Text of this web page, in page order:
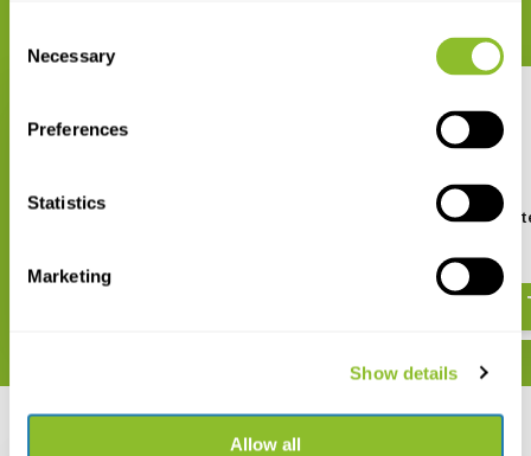
Selection
Necessary
Preferences
Statistics
Marketing
Show details
Allow all
Clippy XLR EM272Z1
€ 182,17